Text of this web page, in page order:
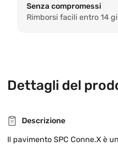
5,5
mm
Senza compromessi
Rimborsi facili entro 14
Dettagli del
Descrizione
Il pavimento SPC Conne.X è